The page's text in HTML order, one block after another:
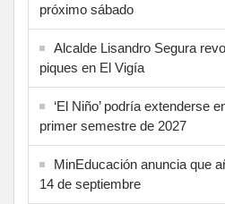
próximo sábado
Alcalde Lisandro Segura
piques en El Vigía
‘El Niño’ podría extenderse
primer semestre de 2027
MinEducación anuncia que
14 de septiembre